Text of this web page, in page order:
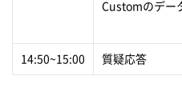
Customのデー
14:50~15:00 質疑応答